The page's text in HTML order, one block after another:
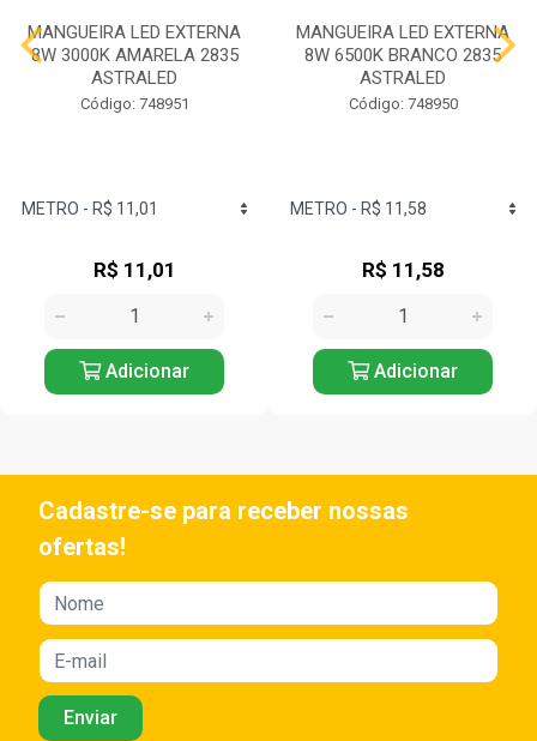
MANGUEIRA LED EXTERNA
8W 3000K AMARELA 2835
ASTRALED
Código: 748951
R$ 11,01
Adicionar
MANGUEIRA LED EXTERNA
8W 6500K BRANCO 2835
ASTRALED
Código: 748950
R$ 11,58
Adicionar
Cadastre-se para receber nossas
ofertas!